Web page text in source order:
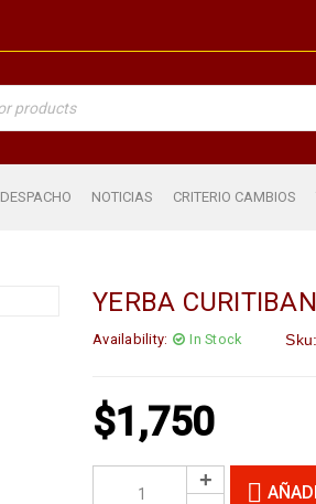
DESPACHO NOTICIAS CRITERIO CAMBIOS
YERBA
Availability: In Stock Sku:
$1,750